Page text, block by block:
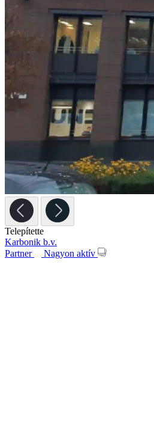
Telepítette
Karbonik b.v.
Partner
Nagyon aktív